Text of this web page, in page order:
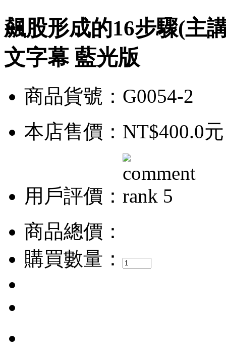
飆股形成的16步驟(主
文字幕 藍光版
商品貨號：G0054-2
本店售價： NT$400.0元
用戶評價：
商品總價：
購買數量：